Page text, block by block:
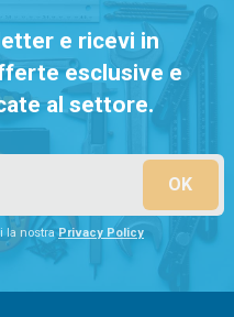
e ricevi in
esclusive e
al settore.
la nostraPrivacy Policy